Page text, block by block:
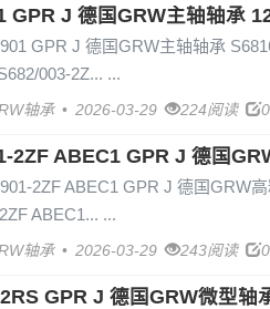
GPR J 德国GRW主轴轴承
GPR J 德国GRW主轴轴承
003-2Z...
轴承 • 2026-03-29 224阅读
2ZF ABEC1 GPR J 德国
2ZF ABEC1 GPR J 德国GRW
ABEC1...
轴承 • 2026-03-29 243阅读
GPR J 德国GRW微型轴